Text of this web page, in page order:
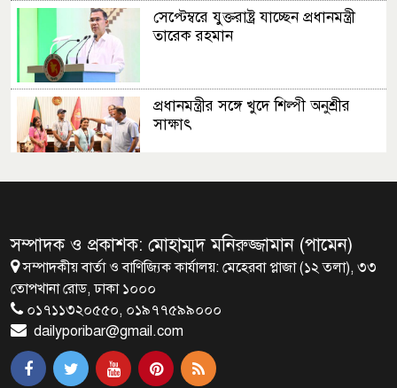
সেপ্টেম্বরে যুক্তরাষ্ট্র যাচ্ছেন প্রধানমন্ত্রী
তারেক রহমান
প্রধানমন্ত্রীর সঙ্গে খুদে শিল্পী অনুশ্রীর
সাক্ষাৎ
রাষ্ট্রপতি নির্বাচন ২০ আগস্ট
রাষ্ট্রপতি নির্বাচনের ভোটার তালিকা
সম্পাদক ও প্রকাশক: মোহাম্মদ মনিরুজ্জামান (পামেন)
সম্পাদকীয় বার্তা ও বাণিজ্যিক কার্যালয়: মেহেরবা প্লাজা (১২ তলা), ৩৩
তোপখানা রোড, ঢাকা ১০০০
০১৭১১৩২০৫৫০, ০১৯৭৭৫৯৯০০০
dailyporibar@gmail.com